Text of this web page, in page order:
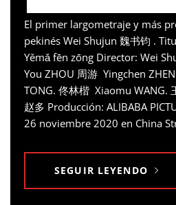
El primer largometraje y más
pekinés Wei Shujun 魏书钧 .
Yěmǎ fēn zōng Director: Wei
You ZHOU 周游 Yingchen
TONG. 佟林楷 Xiaomu WANG.
赵多 Producción: ALIBABA
26 noviembre 2020 en China
SEGUIR LEYENDO